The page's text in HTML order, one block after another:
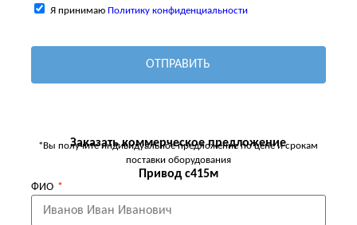
Я принимаю Политику конфиденциальности
ОТПРАВИТЬ
Заказать коммерческое предложение
*Вы получите индивидуальное предложение по цене и срокам
поставки оборудования
Привод с415м
ФИО